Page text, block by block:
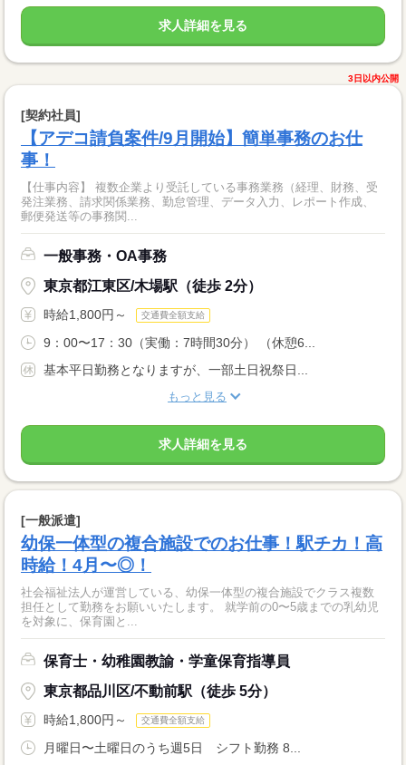
求人詳細を見る
3日以内公開
[契約社員]
【アデコ請負案件/9月開始】簡単事務のお仕
事！
【仕事内容】 複数企業より受託している事務業務（経理、財務、受
発注業務、請求関係業務、勤怠管理、データ入力、レポート作成、
郵便発送等の事務関...
一般事務・OA事務
東京都江東区/木場駅（徒歩 2分）
時給1,800円～ 交通費全額支給
9：00〜17：30（実働：7時間30分） （休憩6...
基本平日勤務となりますが、一部土日祝祭日...
もっと見る
求人詳細を見る
[一般派遣]
幼保一体型の複合施設でのお仕事！駅チカ！高
時給！4月〜◎！
社会福祉法人が運営している、幼保一体型の複合施設でクラス複数
担任として勤務をお願いいたします。 就学前の0〜5歳までの乳幼児
を対象に、保育園と...
保育士・幼稚園教諭・学童保育指導員
東京都品川区/不動前駅（徒歩 5分）
時給1,800円～ 交通費全額支給
月曜日〜土曜日のうち週5日 シフト勤務 8...